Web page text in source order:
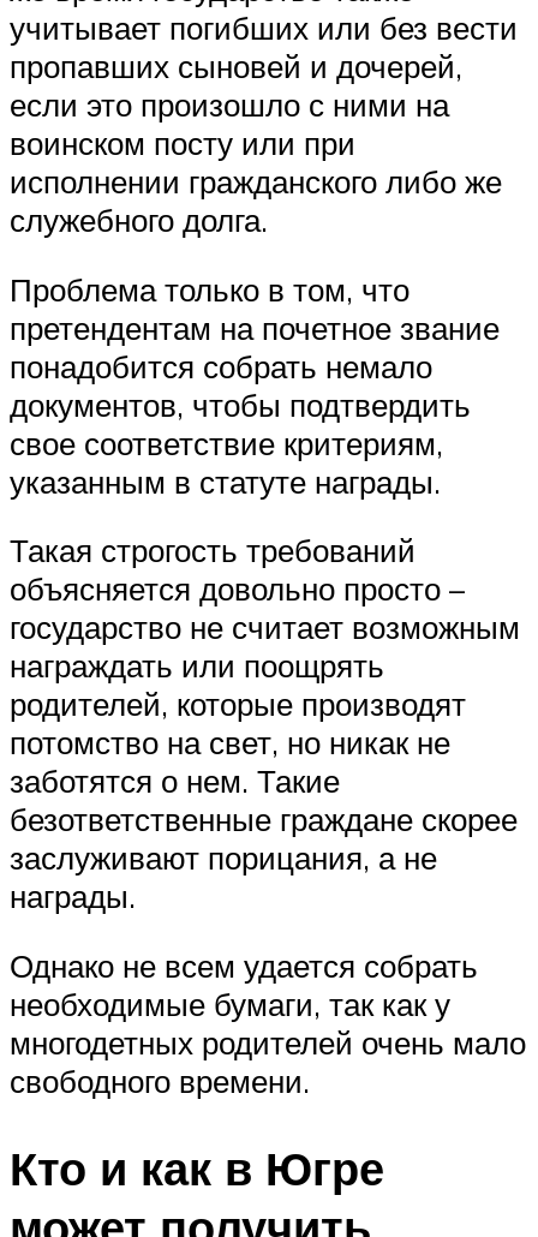
учитывает погибших или без вести
пропавших сыновей и дочерей,
если это произошло с ними на
воинском посту или при
исполнении гражданского либо же
служебного долга.
Проблема только в том, что
претендентам на почетное звание
понадобится собрать немало
документов, чтобы подтвердить
свое соответствие критериям,
указанным в статуте награды.
Такая строгость требований
объясняется довольно просто –
государство не считает возможным
награждать или поощрять
родителей, которые производят
потомство на свет, но никак не
заботятся о нем. Такие
безответственные граждане скорее
заслуживают порицания, а не
награды.
Однако не всем удается собрать
необходимые бумаги, так как у
многодетных родителей очень мало
свободного времени.
Кто и как в Югре